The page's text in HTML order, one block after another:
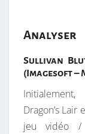
Analyser
Sullivan
(Imagesoft –
Initialement,
Dragon’s Lair
jeu vidéo /